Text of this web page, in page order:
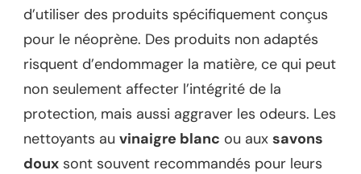
d’utiliser des produits spécifiquement conçus
pour le néoprène. Des produits non adaptés
risquent d’endommager la matière, ce qui peut
non seulement affecter l’intégrité de la
protection, mais aussi aggraver les odeurs. Les
nettoyants au vinaigre blanc ou aux savons
doux sont souvent recommandés pour leurs